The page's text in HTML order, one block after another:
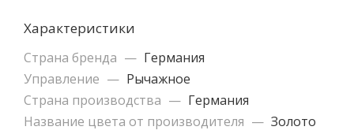
Характеристики
Страна бренда — Германия
Управление — Рычажное
Страна производства — Германия
Название цвета от производителя — Золото